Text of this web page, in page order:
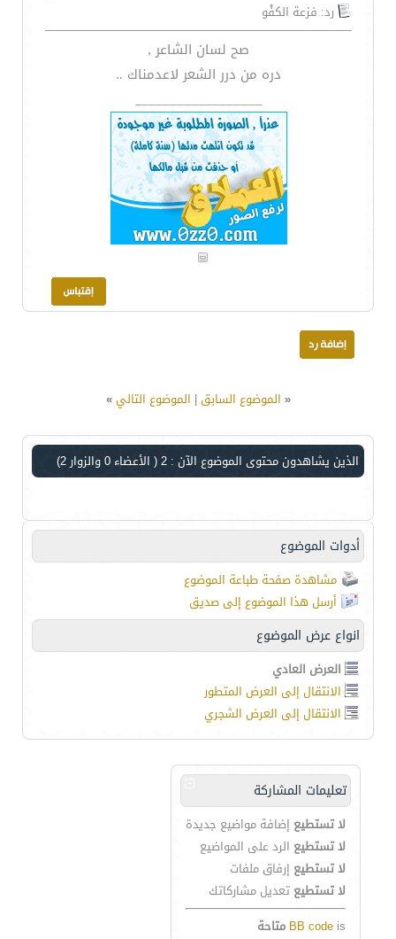
رد: فزعة الكفْو
صح لسان الشاعر ,
دره من درر الشعر لاعدمناك ..
__________________
« الموضوع السابق| الموضوع التالي»
الذين يشاهدون محتوى الموضوع الآن : 2 ( الأعضاء 0 والزوار 2)
أدوات الموضوع
مشاهدة صفحة طباعة الموضوع
أرسل هذا الموضوع إلى صديق
انواع عرض الموضوع
العرض العادي
الانتقال إلى العرض المتطور
الانتقال إلى العرض الشجري
تعليمات المشاركة
لا تستطيع إضافة مواضيع جديدة
لا تستطيع الرد على المواضيع
لا تستطيع إرفاق ملفات
لا تستطيع تعديل مشاركاتك
BB code is
متاحة